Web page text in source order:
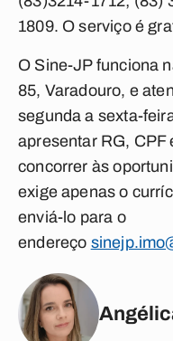
1809. O serviço é
O Sine-JP funciona
85, Varadouro, e
segunda a sexta-
apresentar RG, CPF
concorrer às
exige apenas o
enviá-lo para o
endereço